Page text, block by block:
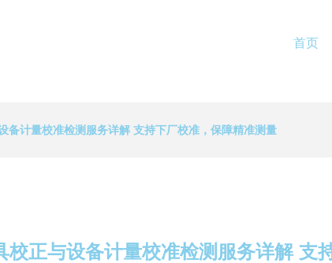
首页
备计量校准检测服务详解 支持下厂校准，保障精准测量
校正与设备计量校准检测服务详解 支